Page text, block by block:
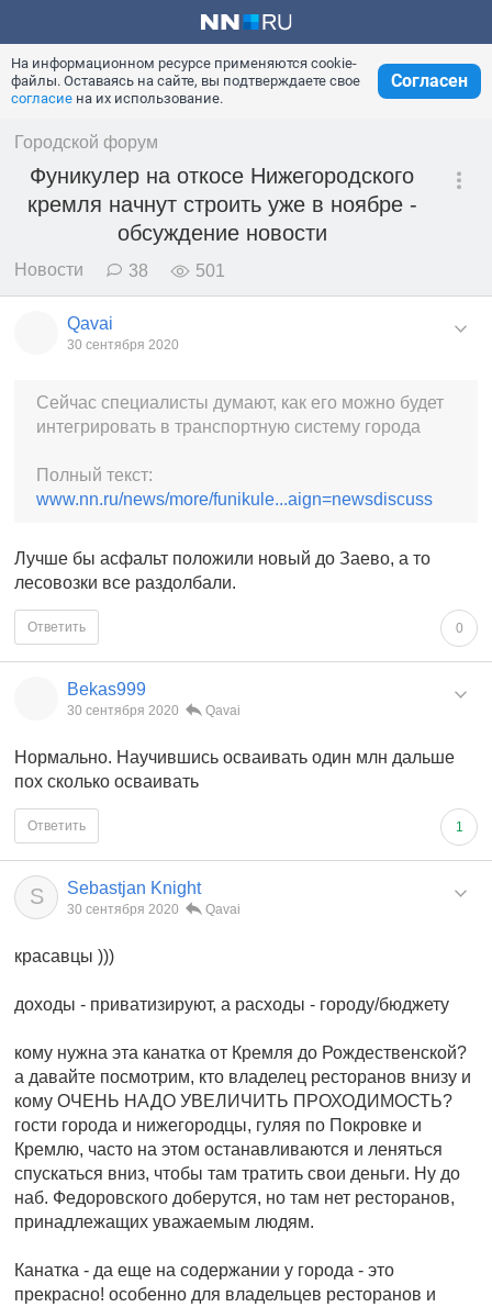
На информационном ресурсе применяются cookie-
файлы. Оставаясь на сайте, вы подтверждаете свое
согласие на их использование.
Согласен
Городской форум
Фуникулер на откосе Нижегородского
кремля начнут строить уже в ноябре -
обсуждение новости
Новости 38 501
Qavai
30 сентября 2020
Сейчас специалисты думают, как его можно будет
интегрировать в транспортную систему города
Полный текст:
www.nn.ru/news/more/funikule...aign=newsdiscuss
Лучше бы асфальт положили новый до Заево, а то
лесовозки все раздолбали.
0
Ответить
Bekas999
30 сентября 2020 Qavai
Нормально. Научившись осваивать один млн дальше
пох сколько осваивать
1
Ответить
S Sebastjan Knight
30 сентября 2020 Qavai
красавцы )))
доходы - приватизируют, а расходы - городу/бюджету
кому нужна эта канатка от Кремля до Рождественской?
а давайте посмотрим, кто владелец ресторанов внизу и
кому ОЧЕНЬ НАДО УВЕЛИЧИТЬ ПРОХОДИМОСТЬ?
гости города и нижегородцы, гуляя по Покровке и
Кремлю, часто на этом останавливаются и леняться
спускаться вниз, чтобы там тратить свои деньги. Ну до
наб. Федоровского доберутся, но там нет ресторанов,
принадлежащих уважаемым людям.
Канатка - да еще на содержании у города - это
прекрасно! особенно для владельцев ресторанов и